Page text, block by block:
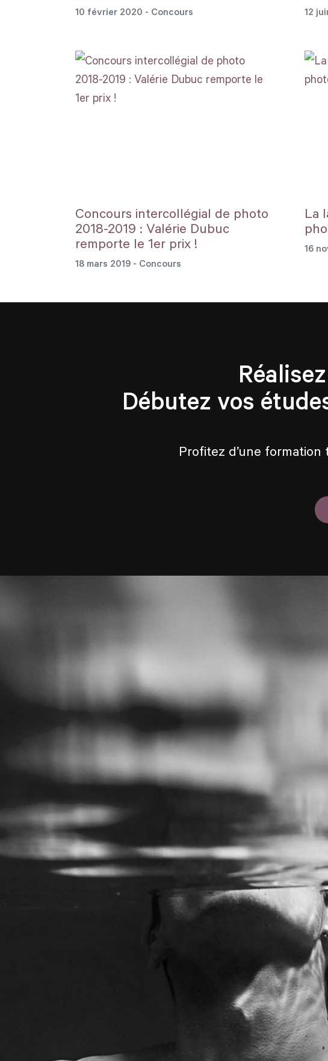
10 février 2020 - Concours 12
Concours intercollégial de photo
2018-2019 : Valérie Dubuc
remporte le 1er prix !
18 mars 2019- Concours
La
16
Débutez vos
Profitez d’une